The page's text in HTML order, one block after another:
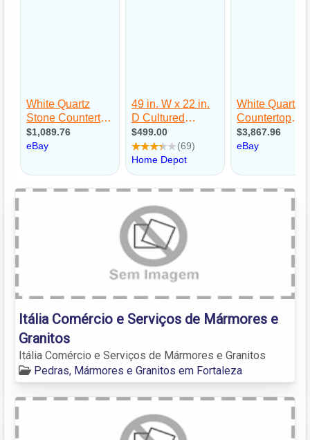
Itália Comércio e Serviços de Mármores e
Granitos
Itália Comércio e Serviços de Mármores e Granitos
Pedras, Mármores e Granitos em Fortaleza